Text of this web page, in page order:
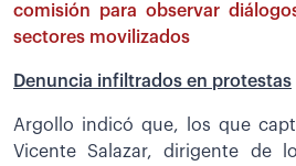
comisión para observar
sectores movilizados
Denuncia infiltrados en protestas
Argollo indicó que, los que
Vicente Salazar, dirigente de